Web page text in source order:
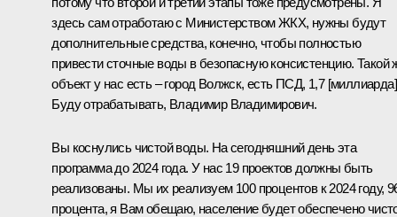
здесь сам отработаю с Министерством ЖКХ, нужны будут
дополнительные средства, конечно, чтобы полностью
привести сточные воды в безопасную консистенцию. Такой
объект у нас есть – город Волжск, есть ПСД, 1,7
Буду отрабатывать, Владимир Владимирович.
Вы коснулись чистой воды. На сегодняшний день эта
программа до 2024 года. У нас 19 проектов должны быть
реализованы. Мы их реализуем 100 процентов к 2024 году,
процента, я Вам обещаю, население будет обеспечено